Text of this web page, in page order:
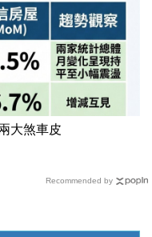
大煞車皮
Recommended by